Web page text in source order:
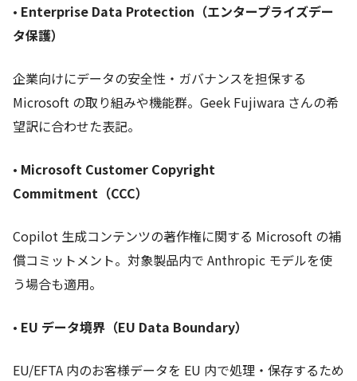
• Enterprise Data Protection（エンタープライズデー
タ保護）
企業向けにデータの安全性・ガバナンスを担保する
Microsoft の取り組みや機能群。Geek Fujiwara さんの希
望訳に合わせた表記。
• Microsoft Customer Copyright
Commitment（CCC）
Copilot 生成コンテンツの著作権に関する Microsoft の補
償コミットメント。対象製品内で Anthropic モデルを使
う場合も適用。
• EU データ境界（EU Data Boundary）
EU/EFTA 内のお客様データを EU 内で処理・保存するため